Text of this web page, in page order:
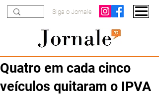
Siga o Jornale
Quatro em cada cinco
veículos quitaram o IPVA